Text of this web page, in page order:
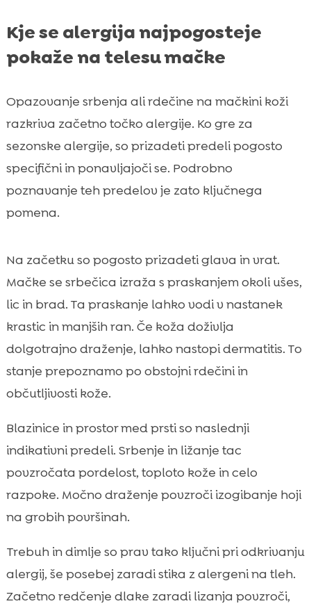
Kje se alergija najpogosteje
pokaže na telesu mačke
Opazovanje srbenja ali rdečine na mačkini koži
razkriva začetno točko alergije. Ko gre za
sezonske alergije, so prizadeti predeli pogosto
specifični in ponavljajoči se. Podrobno
poznavanje teh predelov je zato ključnega
pomena.
Na začetku so pogosto prizadeti glava in vrat.
Mačke se srbečica izraža s praskanjem okoli ušes,
lic in brad. Ta praskanje lahko vodi v nastanek
krastic in manjših ran. Če koža doživlja
dolgotrajno draženje, lahko nastopi dermatitis. To
stanje prepoznamo po obstojni rdečini in
občutljivosti kože.
Blazinice in prostor med prsti so naslednji
indikativni predeli. Srbenje in ližanje tac
povzročata pordelost, toploto kože in celo
razpoke. Močno draženje povzroči izogibanje hoji
na grobih površinah.
Trebuh in dimlje so prav tako ključni pri odkrivanju
alergij, še posebej zaradi stika z alergeni na tleh.
Začetno redčenje dlake zaradi lizanja povzroči,